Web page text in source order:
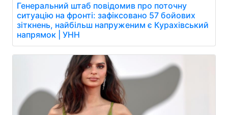
Генеральний штаб повідомив про поточну
ситуацію на фронті: зафіксовано 57 бойових
зіткнень, найбільш напруженим є Курахівський
напрямок | УНН